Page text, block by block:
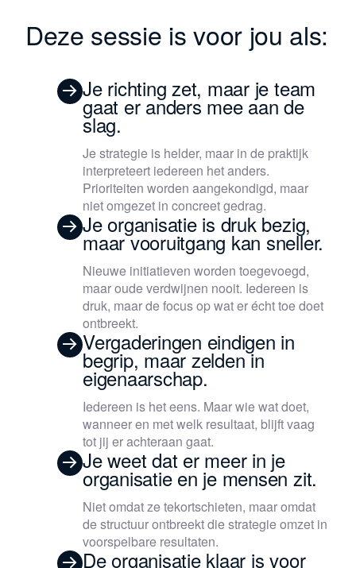
Deze sessie is voor jou als:
Je richting zet, maar je team
gaat er anders mee aan de
slag.
Je strategie is helder, maar in de praktijk
interpreteert iedereen het anders.
Prioriteiten worden aangekondigd, maar
niet omgezet in concreet gedrag.
Je organisatie is druk bezig,
maar vooruitgang kan sneller.
Nieuwe initiatieven worden toegevoegd,
maar oude verdwijnen nooit. Iedereen is
druk, maar de focus op wat er écht toe doet
ontbreekt.
Vergaderingen eindigen in
begrip, maar zelden in
eigenaarschap.
Iedereen is het eens. Maar wie wat doet,
wanneer en met welk resultaat, blijft vaag
tot jij er achteraan gaat.
Je weet dat er meer in je
organisatie en je mensen zit.
Niet omdat ze tekortschieten, maar omdat
de structuur ontbreekt die strategie omzet in
voorspelbare resultaten.
De organisatie klaar is voor